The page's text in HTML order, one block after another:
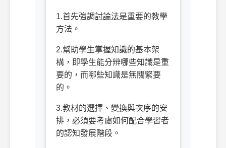
1.首先強調討論法是重要的教學
方法。
2.幫助學生掌握知識的基本架
構，即學生能分辨哪些知識是重
要的，而哪些知識是無關緊要
的。
3.教材的選擇、變換與次序的安
排，必須要考慮如何配合學習者
的認知發展階段。